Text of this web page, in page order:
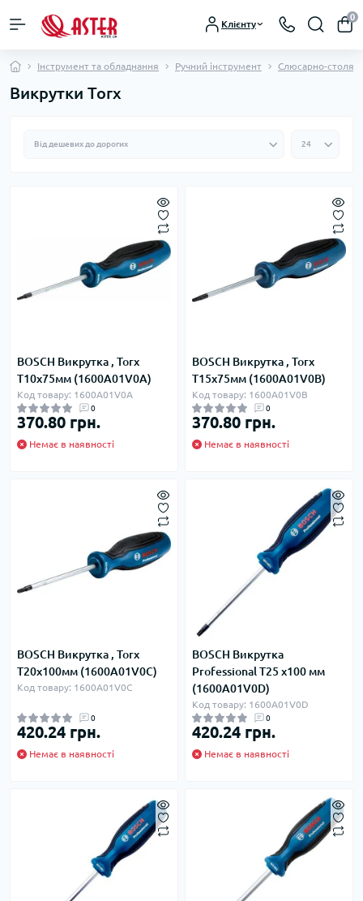
Клієнту
0
Інструмент та обладнання Ручний інструмент Слюсарно-
Викрутки Torx
BOSCH Викрутка , Torx
T10x75мм (1600A01V0A)
Код товару: 1600A01V0A
0
370.80 грн.
Немає в наявності
BOSCH Викрутка , Torx
T15x75мм (1600A01V0B)
Код товару: 1600A01V0B
0
370.80 грн.
Немає в наявності
BOSCH Викрутка , Torx
T20x100мм (1600A01V0C)
Код товару: 1600A01V0C
0
420.24 грн.
Немає в наявності
BOSCH Викрутка
Professional T25 х100 мм
(1600A01V0D)
Код товару: 1600A01V0D
0
420.24 грн.
Немає в наявності